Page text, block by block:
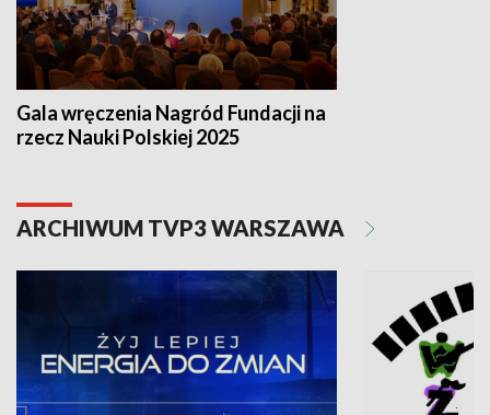
Gala wręczenia Nagród Fundacji na
rzecz Nauki Polskiej 2025
ARCHIWUM TVP3 WARSZAWA